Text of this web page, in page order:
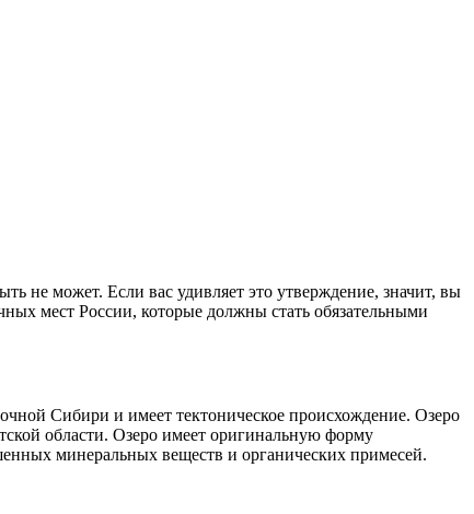
не может. Если вас удивляет это утверждение, значит, вы
мест России, которые должны стать обязательными
Сибири и имеет тектоническое происхождение. Озеро
области. Озеро имеет оригинальную форму
минеральных веществ и органических примесей.